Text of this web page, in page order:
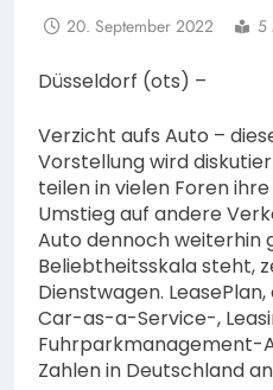
20. September 2022 5
Düsseldorf (ots) –
Verzicht aufs Auto –
Vorstellung wird
teilen in vielen Foren
Umstieg auf andere
Auto dennoch weiterhin
Beliebtheitsskala steht,
Dienstwagen.
Car-as-a-Service-,
Fuhrparkmanagement-
Zahlen in Deutschland